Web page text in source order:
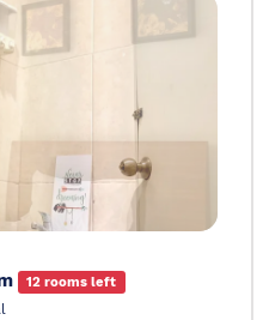
12 rooms left